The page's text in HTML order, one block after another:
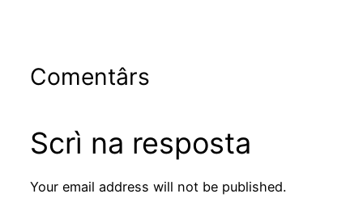
Comentârs
Scrì na resposta
Your email address will not be published.